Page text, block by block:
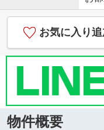
お気に入り追
物件概要